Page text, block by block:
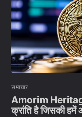
समाचार
Amorim
क्रांति है जिसकी